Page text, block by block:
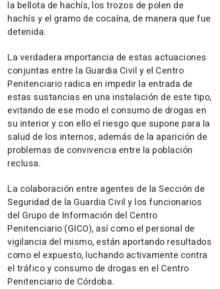
la bellota de hachís, los trozos de polen de
hachís y el gramo de cocaína, de manera que fue
detenida.
La verdadera importancia de estas actuaciones
conjuntas entre la Guardia Civil y el Centro
Penitenciario radica en impedir la entrada de
estas sustancias en una instalación de este tipo,
evitando de ese modo el consumo de drogas en
su interior y con ello el riesgo que supone para la
salud de los internos, además de la aparición de
problemas de convivencia entre la población
reclusa.
La colaboración entre agentes de la Sección de
Seguridad de la Guardia Civil y los funcionarios
del Grupo de Información del Centro
Penitenciario (GICO), así como el personal de
vigilancia del mismo, están aportando resultados
como el expuesto, luchando activamente contra
el tráfico y consumo de drogas en el Centro
Penitenciario de Córdoba.